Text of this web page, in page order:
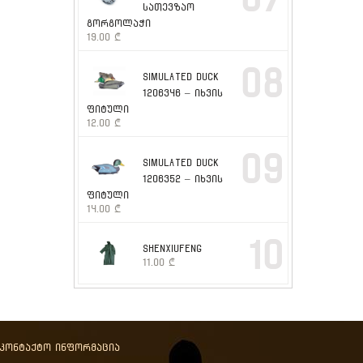
სათევზაო
გორგოლაჭი
19.00 ₾
SIMULATED DUCK
1206346 – იხვის
ფიტული
12.00 ₾
08
SIMULATED DUCK
1206352 – იხვის
ფიტული
14.00 ₾
09
SHENXIUFENG
11.00 ₾ 10
ინფორმაცია